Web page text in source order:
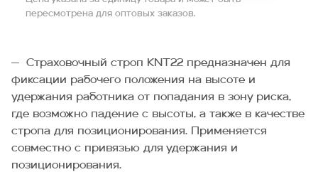
пересмотрена для оптовых заказов.
Страховочный строп KNT22 предназначен для
фиксации рабочего положения на высоте и
удержания работника от попадания в зону риска,
где возможно падение с высоты, а также в качестве
стропа для позиционирования. Применяется
совместно с привязью для удержания и
позиционирования.